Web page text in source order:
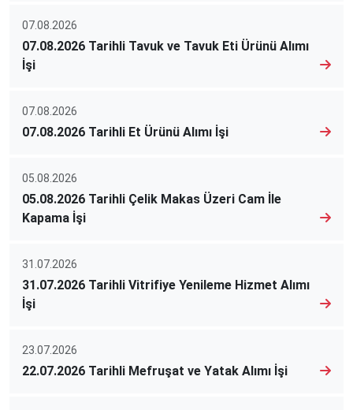
07.08.2026
07.08.2026 Tarihli Tavuk ve Tavuk Eti Ürünü Alımı
İşi
07.08.2026
07.08.2026 Tarihli Et Ürünü Alımı İşi
05.08.2026
05.08.2026 Tarihli Çelik Makas Üzeri Cam İle
Kapama İşi
31.07.2026
31.07.2026 Tarihli Vitrifiye Yenileme Hizmet Alımı
İşi
23.07.2026
22.07.2026 Tarihli Mefruşat ve Yatak Alımı İşi